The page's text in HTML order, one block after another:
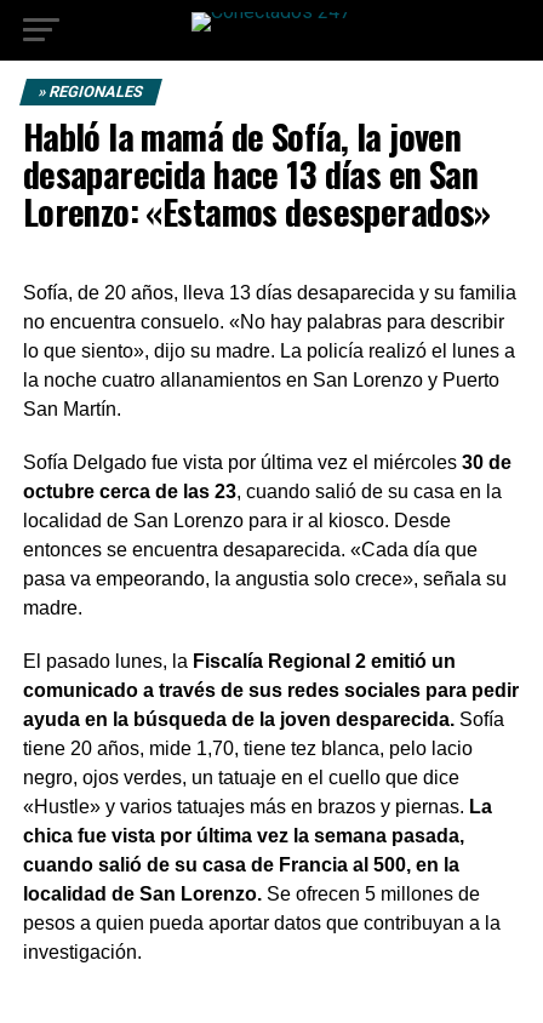
» REGIONALES
Habló la mamá de Sofía, la joven
desaparecida hace 13 días en San
Lorenzo: «Estamos desesperados»
Sofía, de 20 años, lleva 13 días desaparecida y su familia
no encuentra consuelo. «No hay palabras para describir
lo que siento», dijo su madre. La policía realizó el lunes a
la noche cuatro allanamientos en San Lorenzo y Puerto
San Martín.
Sofía Delgado fue vista por última vez el miércoles 30 de
octubre cerca de las 23, cuando salió de su casa en la
localidad de San Lorenzo para ir al kiosco. Desde
entonces se encuentra desaparecida. «Cada día que
pasa va empeorando, la angustia solo crece», señala su
madre.
El pasado lunes, la Fiscalía Regional 2 emitió un
comunicado a través de sus redes sociales para pedir
ayuda en la búsqueda de la joven desparecida.Sofía
tiene 20 años, mide 1,70, tiene tez blanca, pelo lacio
negro, ojos verdes, un tatuaje en el cuello que dice
«Hustle» y varios tatuajes más en brazos y piernas. La
chica fue vista por última vez la semana pasada,
cuando salió de su casa de Francia al 500, en la
localidad de San Lorenzo.Se ofrecen 5 millones de
pesos a quien pueda aportar datos que contribuyan a la
investigación.